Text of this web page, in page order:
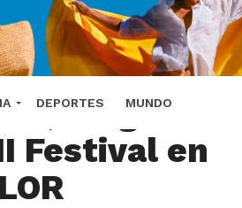
DEPORTES MUNDO
Fulgencio
Festival en